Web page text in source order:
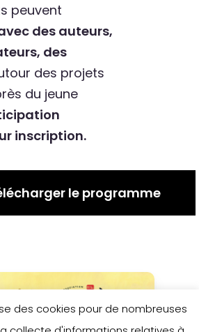
peuvent
des auteurs,
des
des projets
du jeune
inscription.
le programme
des cookies pour de nombreuses